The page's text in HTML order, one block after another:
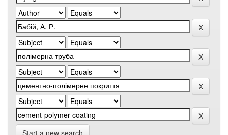
Start a new search